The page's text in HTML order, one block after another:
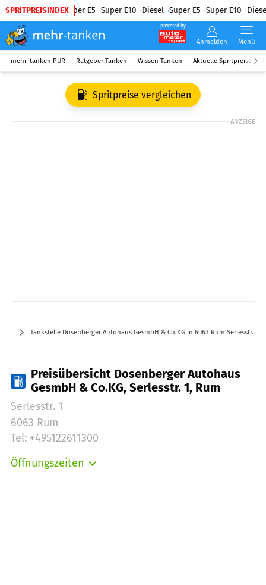
SPRITPREISINDEX
Diesel Super E5 Super E10 Diesel Super E5 Super E10 Diesel
powered by
Anmelden Menü
mehr-tanken PUR Ratgeber Tanken Wissen Tanken Aktuelle Spritpreise
Spritpreise vergleichen
ANZEIGE
Tankstelle Dosenberger Autohaus GesmbH & Co.KG in 6063 Rum Serlesstr. 1
Preisübersicht Dosenberger Autohaus
GesmbH & Co.KG, Serlesstr. 1, Rum
Serlesstr. 1
6063 Rum
Tel: +495122611300
Öffnungszeiten